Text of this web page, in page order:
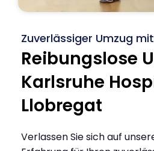
Zuverlässiger Umzug
Reibungslose
Karlsruhe
Llobregat
Verlassen Sie sich auf